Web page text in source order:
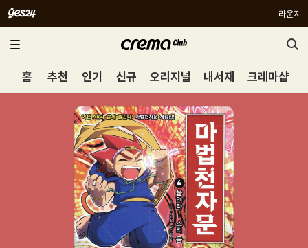
라운지
홈 추천 인기 신규 오리지널 내서재 크레마샵